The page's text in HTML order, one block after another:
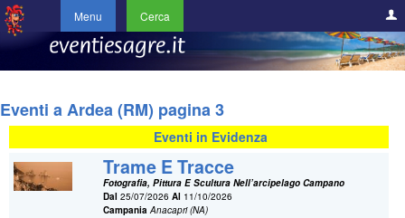
Menu Cerca
Eventi a Ardea (RM) pagina 3
Eventi in Evidenza
Trame E Tracce
Fotografia, Pittura E Scultura Nell’arcipelago Campano
Dal 25/07/2026Al 11/10/2026
Campania Anacapri (NA)